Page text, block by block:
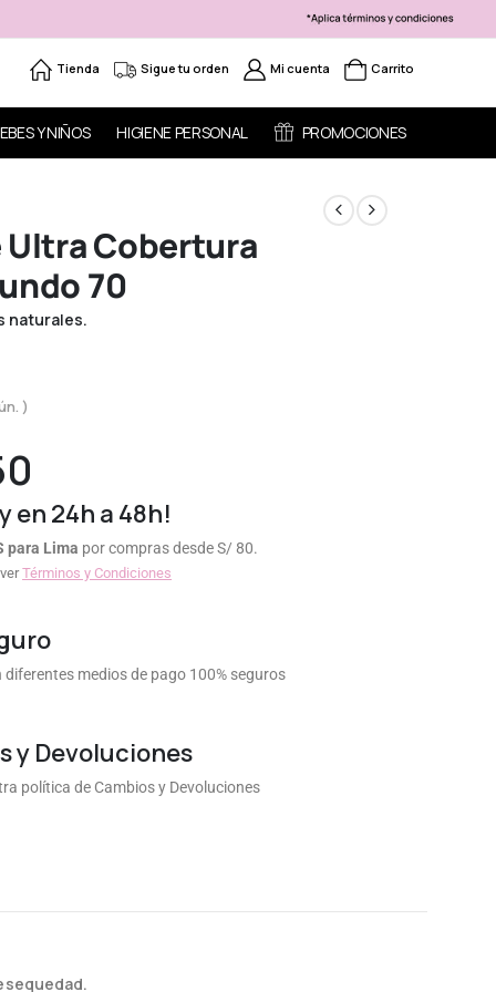
Tienda Sigue tu orden Mi cuenta Carrito
Y NIÑOS HIGIENE PERSONAL PROMOCIONES
Cobertura
70
naturales.
)
en 24h a 48h!
para Lima por compras desde S/ 80.
verTérminos y Condiciones
medios de pago 100% seguros
y Devoluciones
política de Cambios y Devoluciones